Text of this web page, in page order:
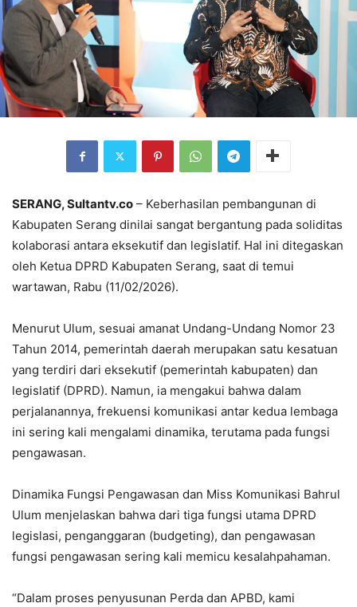
SERANG, Sultantv.co – Keberhasilan pembangunan di
Kabupaten Serang dinilai sangat bergantung pada soliditas
kolaborasi antara eksekutif dan legislatif. Hal ini ditegaskan
oleh Ketua DPRD Kabupaten Serang, saat di temui
wartawan, Rabu (11/02/2026).
Menurut Ulum, sesuai amanat Undang-Undang Nomor 23
Tahun 2014, pemerintah daerah merupakan satu kesatuan
yang terdiri dari eksekutif (pemerintah kabupaten) dan
legislatif (DPRD). Namun, ia mengakui bahwa dalam
perjalanannya, frekuensi komunikasi antar kedua lembaga
ini sering kali mengalami dinamika, terutama pada fungsi
pengawasan.
Dinamika Fungsi Pengawasan dan Miss Komunikasi Bahrul
Ulum menjelaskan bahwa dari tiga fungsi utama DPRD
legislasi, penganggaran (budgeting), dan pengawasan
fungsi pengawasan sering kali memicu kesalahpahaman.
“Dalam proses penyusunan Perda dan APBD, kami